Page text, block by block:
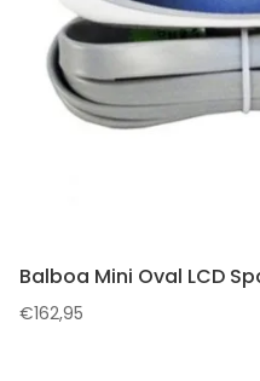
Balboa Mini Oval LCD
€162,95